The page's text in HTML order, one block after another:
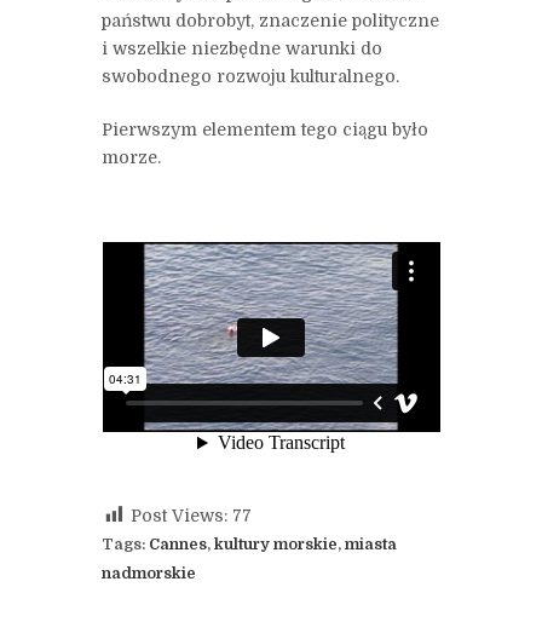
państwu dobrobyt, znaczenie polityczne
i wszelkie niezbędne warunki do
swobodnego rozwoju kulturalnego.
Pierwszym elementem tego ciągu było
morze.
Post Views: 77
Tags: Cannes, kultury morskie, miasta
nadmorskie